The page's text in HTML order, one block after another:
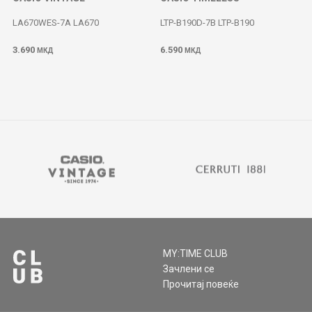
LA670WES-7A LA670
3.690 МКД
LTP-B190D-7B LTP-B190
6.590 МКД
MY:TIME CLUB
Зачлени се
Прочитај повеќе